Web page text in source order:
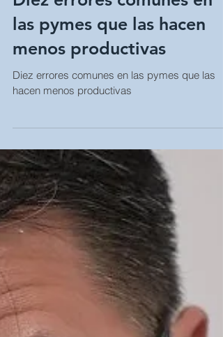
Diez errores comunes en
las pymes que las hacen
menos productivas
Diez errores comunes en las pymes que las